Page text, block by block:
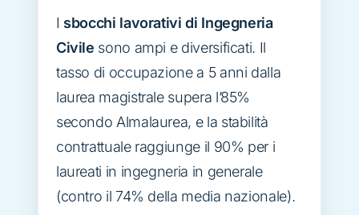
I sbocchi lavorativi di Ingegneria
Civile sono ampi e diversificati. Il
tasso di occupazione a 5 anni dalla
laurea magistrale supera l’85%
secondo Almalaurea, e la stabilità
contrattuale raggiunge il 90% per i
laureati in ingegneria in generale
(contro il 74% della media nazionale).